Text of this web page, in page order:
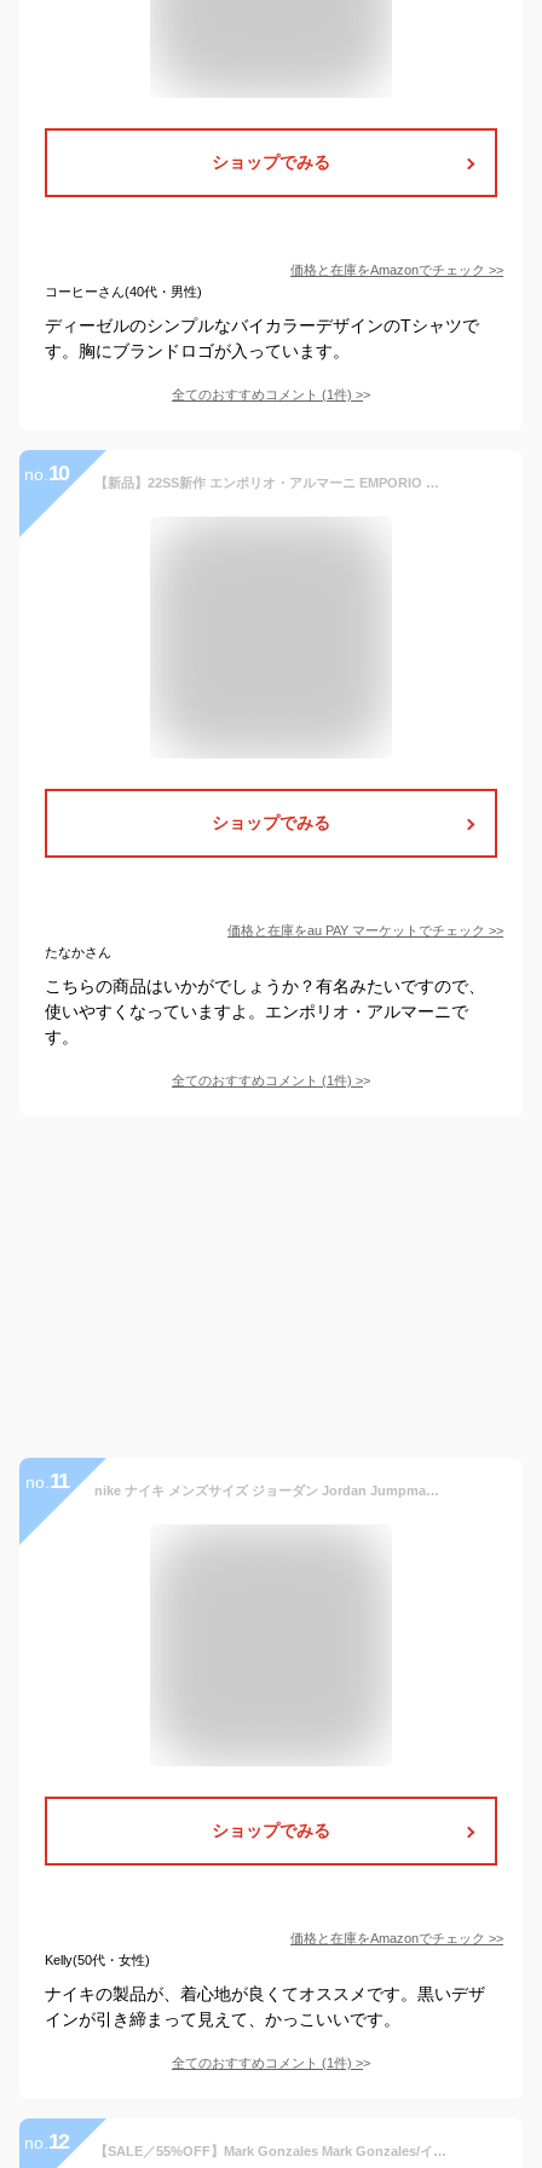
ショップでみる
価格と在庫をAmazonでチェック >>
コーヒーさん(40代・男性)
ディーゼルのシンプルなバイカラーデザインのTシャツで
す。胸にブランドロゴが入っています。
全てのおすすめコメント (1件) >
no. 10 【新品】22SS新作 エンポリオ・アルマーニ EMPORIO ARMANI メンズ Ｔシャツ ブランドロゴ ブランド Tシャツ 8N1TL7 1JHWZ 0999 NERO
ショップでみる
価格と在庫をau PAY マーケット でチェック >>
たなかさん
こちらの商品はいかがでしょうか？有名みたいですので、
使いやすくなっていますよ。エンポリオ・アルマーニで
す。
全てのおすすめコメント (1件) >
no. 11 nike ナイキ メンズサイズ ジョーダン Jordan Jumpman Box T-Shirt（Black/White/Black） Tシャツ 半袖トップス [並行輸入品]
ショップでみる
価格と在庫をAmazonでチェック >>
Kelly(50代・女性)
ナイキの製品が、着心地が良くてオススメです。黒いデザ
インが引き締まって見えて、かっこいいです。
全てのおすすめコメント (1件) >
no. 12 【SALE／55%OFF】Mark Gonzales Mark Gonzales/イラストプリントハーフスリーブカットソー シフォン カットソー Tシャツ ブラック ホワイト